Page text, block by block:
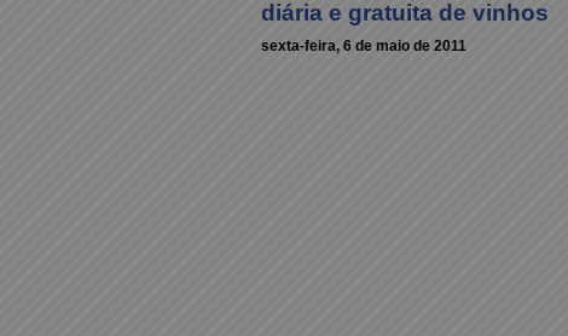
diária e gratuita de vinhos
sexta-feira, 6 de maio de 2011